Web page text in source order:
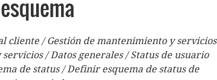
cliente / Gestión de mantenimiento y servicios
/ Datos generales / Status de usuario
de status / Definir esquema de status de